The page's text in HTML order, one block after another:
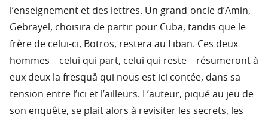
l’enseignement et des lettres. Un grand-oncle d’Amin,
Gebrayel, choisira de partir pour Cuba, tandis que le
frère de celui-ci, Botros, restera au Liban. Ces deux
hommes – celui qui part, celui qui reste – résumeront à
eux deux la fresquå qui nous est ici contée, dans sa
tension entre l’ici et l’ailleurs. L’auteur, piqué au jeu de
son enquête, se plait alors à revisiter les secrets, les